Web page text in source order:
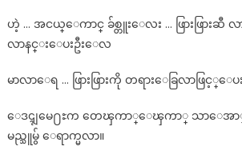
ဟဲ့ … အငယ္ေကာင္ ခ်စ္တူးေလး … ဖြားဖြားဆီ လာပ
လာနင္းေပးဦးေလ
မာလာေရ … ဖြားဖြားကို တရားေခြလာဖြင့္ေပး
ေဒၚျမေ႐ႊက တေၾကာ္ေၾကာ္ သာေ
မည္သူမွ် ေရာက္မလာ။